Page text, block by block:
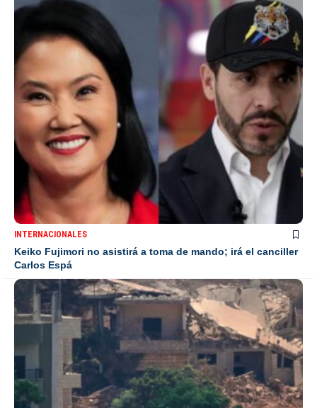
INTERNACIONALES
Keiko Fujimori no asistirá a toma de mando; irá el canciller
Carlos Espá